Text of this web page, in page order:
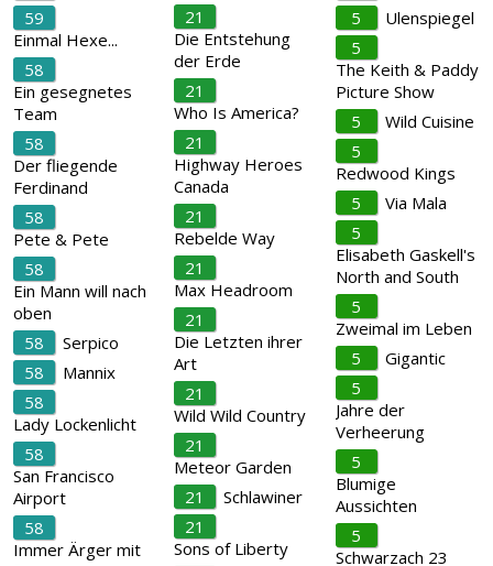
59
Einmal Hexe...
58
Ein gesegnetes
Team
58
Der fliegende
Ferdinand
58
Pete & Pete
58
Ein Mann will nach
oben
58
Serpico
58
Mannix
58
Lady Lockenlicht
58
San Francisco
Airport
58
Immer Ärger mit
21
Die Entstehung
der Erde
21
Who Is America?
21
Highway Heroes
Canada
21
Rebelde Way
21
Max Headroom
21
Die Letzten ihrer
Art
21
Wild Wild Country
21
Meteor Garden
21
Schlawiner
21
Sons of Liberty
5
Ulenspiegel
5
The Keith & Paddy
Picture Show
5
Wild Cuisine
5
Redwood Kings
5
Via Mala
5
Elisabeth Gaskell's
North and South
5
Zweimal im Leben
5
Gigantic
5
Jahre der
Verheerung
5
Blumige
Aussichten
5
Schwarzach 23